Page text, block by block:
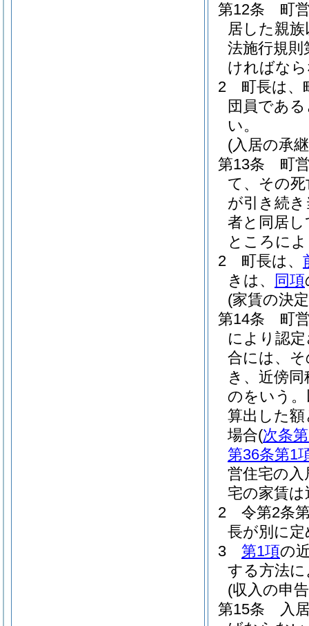
第12条
町
居した親
法施行規
ければな
2
町長は、
団員であ
い。
(入居の承
第13条
町
て、その
が引き続
者と同居
ところに
2
町長は、
きは、
同項
(家賃の決
第14条
町
により認
合には、
き、近傍
のをいう
算出した
場合(次条
第36条第1
営住宅の
宅の家賃
2
令第2条
長が別に
3
第1項の
する方法
(収入の申
第15条
入